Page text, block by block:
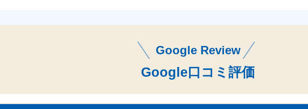
Google Review
Google口コミ評価